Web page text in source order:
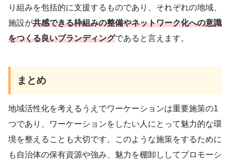
り組みを包括的に支援するものであり、それぞれの地域、
施設が共感できる枠組みの整備やネットワーク化への意識
をつくる良いブランディングであると言えます。
まとめ
地域活性化を考えるうえでワーケーションは重要施策の1
つであり、ワーケーションをしたい人にとって魅力的な環
境を整えることも大切です。このような施策をするために
も自治体の保有資源や強み、魅力を棚卸ししてプロモーシ